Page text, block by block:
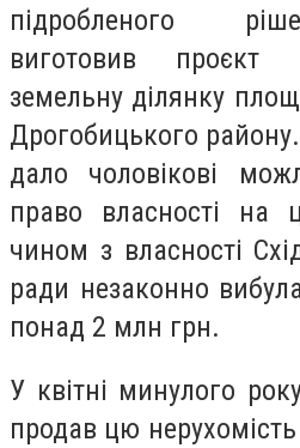
підробленого
виготовив проєкт
земельну ділянку
Дрогобицького
дало чоловікові
право власності
чином з власності
ради незаконно
понад 2 млн грн.
У квітні минулого
продав цю